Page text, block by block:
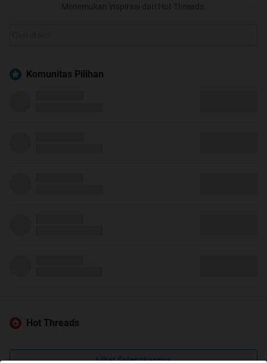
Menemukan inspirasi dari Hot Threads.
Komunitas Pilihan
Hot Threads
Lihat Selengkapnya